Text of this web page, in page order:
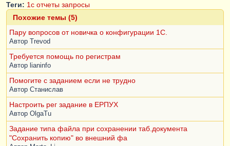
Теги: 1c отчеты запросы
Похожие темы (5)
Пару вопросов от новичка о конфигурации 1С.
Автор Trevod
Требуется помощь по регистрам
Автор lianinfo
Помогите с заданием если не трудно
Автор Станислав
Настроить рег задание в ЕРПУХ
Автор OlgaTu
Задание типа файла при сохранении таб.документа
"Сохранить копию" во внешний фа